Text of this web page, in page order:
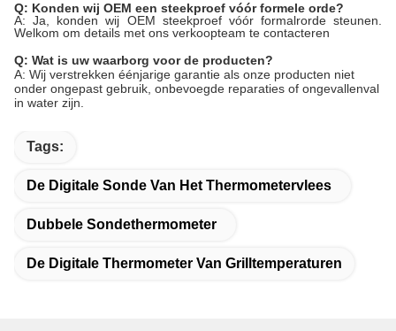
Q: Konden wij OEM een steekproef vóór formele orde?
A: Ja, konden wij OEM steekproef vóór formalrorde steunen.
Welkom om details met ons verkoopteam te contacteren
Q: Wat is uw waarborg voor de producten?
A: Wij verstrekken éénjarige garantie als onze producten niet
onder ongepast gebruik, onbevoegde reparaties of ongevallenval
in water zijn.
Tags:
De Digitale Sonde Van Het Thermometervlees
Dubbele Sondethermometer
De Digitale Thermometer Van Grilltemperaturen